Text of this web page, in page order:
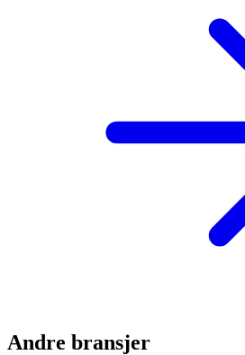
Andre bransjer